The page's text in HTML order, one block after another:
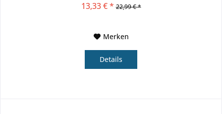
13,33 € * 22,99 € *
Merken
Details